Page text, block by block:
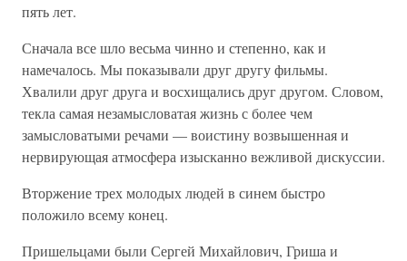
пять лет.
Сначала все шло весьма чинно и степенно, как и
намечалось. Мы показывали друг другу фильмы.
Хвалили друг друга и восхищались друг другом. Словом,
текла самая незамысловатая жизнь с более чем
замысловатыми речами — воистину возвышенная и
нервирующая атмосфера изысканно вежливой дискуссии.
Вторжение трех молодых людей в синем быстро
положило всему конец.
Пришельцами были Сергей Михайлович, Гриша и